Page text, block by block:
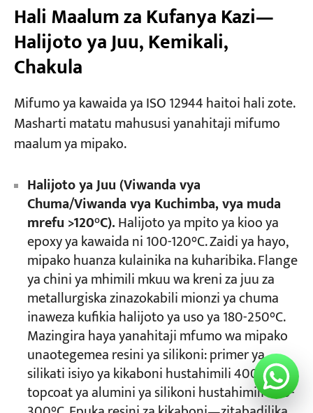
Hali Maalum za Kufanya Kazi—
Halijoto ya Juu, Kemikali,
Chakula
Mifumo ya kawaida ya ISO 12944 haitoi hali zote.
Masharti matatu mahususi yanahitaji mifumo
maalum ya mipako.
Halijoto ya Juu (Viwanda vya
Chuma/Viwanda vya Kuchimba, vya muda
mrefu >120°C).Halijoto ya mpito ya kioo ya
epoxy ya kawaida ni 100-120°C. Zaidi ya hayo,
mipako huanza kulainika na kuharibika. Flange
ya chini ya mhimili mkuu wa kreni za juu za
metallurgiska zinazokabili mionzi ya chuma
inaweza kufikia halijoto ya uso ya 180-250°C.
Mazingira haya yanahitaji mfumo wa mipako
unaotegemea resini ya silikoni: primer ya
silikati isiyo ya kikaboni hustahimili 400°C, na
topcoat ya alumini ya silikoni hustahimili 200-